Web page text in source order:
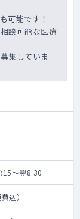
可能です！
談可能な医療
集していま
～翌8:30
込）